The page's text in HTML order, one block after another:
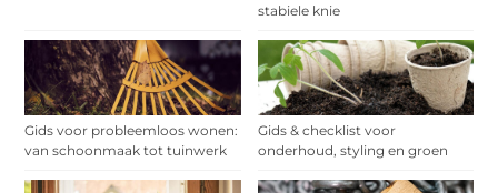
stabiele knie
Gids voor probleemloos wonen:
van schoonmaak tot tuinwerk
Gids & checklist voor
onderhoud, styling en groen